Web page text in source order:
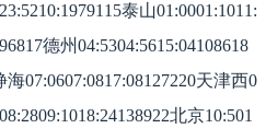
泰山01:0001:1011:
德州04:5304:5615:04108618
07:0607:0817:08127220天津西0
北京10:501